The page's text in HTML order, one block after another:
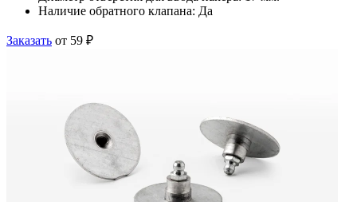
Наличие обратного клапана: Да
Заказать от 59 ₽